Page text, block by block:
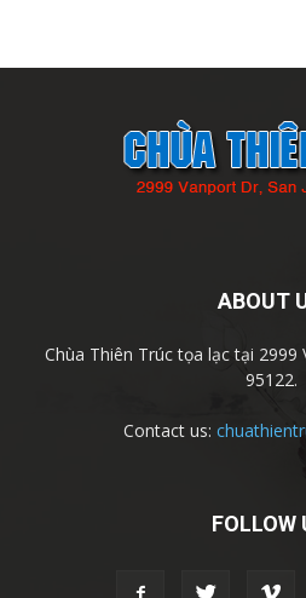
ABOUT
Chùa Thiên Trúc tọa lạc tại 2999
95122.
Contact us:
FOLLOW